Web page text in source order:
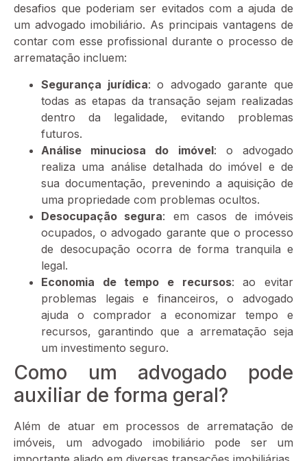
desafios que poderiam ser evitados com a ajuda de
um advogado imobiliário. As principais vantagens de
contar com esse profissional durante o processo de
arrematação incluem:
Segurança jurídica: o advogado garante que
todas as etapas da transação sejam realizadas
dentro da legalidade, evitando problemas
futuros.
Análise minuciosa do imóvel: o advogado
realiza uma análise detalhada do imóvel e de
sua documentação, prevenindo a aquisição de
uma propriedade com problemas ocultos.
Desocupação segura: em casos de imóveis
ocupados, o advogado garante que o processo
de desocupação ocorra de forma tranquila e
legal.
Economia de tempo e recursos: ao evitar
problemas legais e financeiros, o advogado
ajuda o comprador a economizar tempo e
recursos, garantindo que a arrematação seja
um investimento seguro.
Como um advogado pode
auxiliar de forma geral?
Além de atuar em processos de arrematação de
imóveis, um advogado imobiliário pode ser um